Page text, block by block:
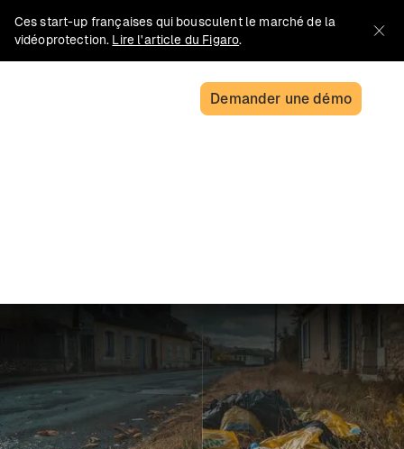
Ces start-up françaises qui bousculent le marché de la
vidéoprotection. Lire l'article du Figaro.
Demander une démo